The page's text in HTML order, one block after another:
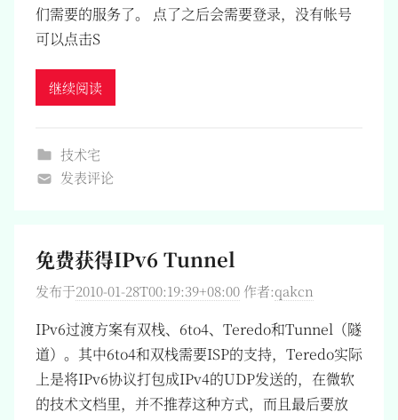
们需要的服务了。 点了之后会需要登录，没有帐号
可以点击S
继续阅读
技术宅
发表评论
免费获得IPv6 Tunnel
发布于2010-01-28T00:19:39+08:00 作者:qakcn
IPv6过渡方案有双栈、6to4、Teredo和Tunnel（隧
道）。其中6to4和双栈需要ISP的支持，Teredo实际
上是将IPv6协议打包成IPv4的UDP发送的，在微软
的技术文档里，并不推荐这种方式，而且最后要放